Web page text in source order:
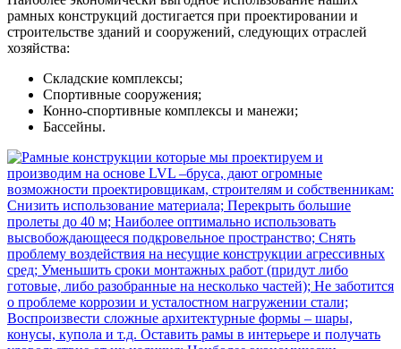
рамных конструкций достигается при проектировании и
строительстве зданий и сооружений, следующих отраслей
хозяйства:
Складские комплексы;
Спортивные сооружения;
Конно-спортивные комплексы и манежи;
Бассейны.